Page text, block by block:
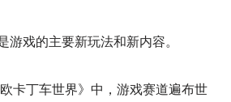
游戏的主要新玩法和新内容。
欧卡丁车世界》中，游戏赛道遍布世